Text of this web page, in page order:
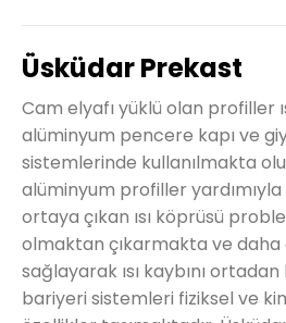
Üsküdar Prekast
Cam elyafı yüklü olan profiller
alüminyum pencere kapı ve
sistemlerinde kullanılmakta
alüminyum profiller
ortaya çıkan ısı köprüsü
olmaktan çıkarmakta ve daha
sağlayarak ısı kaybını
bariyeri sistemleri fiziksel ve